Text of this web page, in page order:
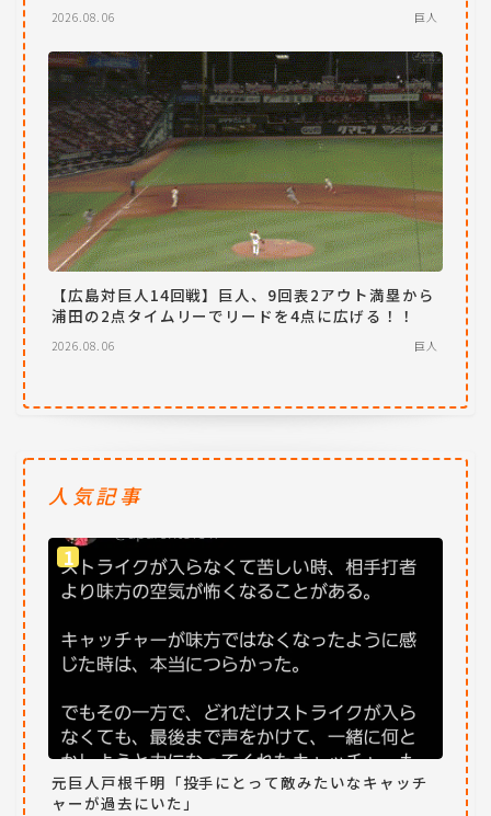
2026.08.06 巨人
【広島対巨人14回戦】巨人、9回表2アウト満塁から
浦田の2点タイムリーでリードを4点に広げる！！
2026.08.06 巨人
人気記事
元巨人戸根千明「投手にとって敵みたいなキャッチ
ャーが過去にいた」